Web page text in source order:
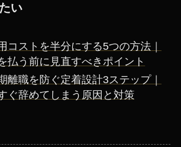
い
コストを半分にする5つの方法｜
払う前に見直すべきポイント
離職を防ぐ定着設計3ステップ｜
ぐ辞めてしまう原因と対策